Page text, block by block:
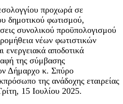
προχωρά σε
δημοτικού φωτισμού,
συνολικού προϋπολογισμού
νέων φωτιστικών
αποδοτικά
της σύμβασης
Δήμαρχο κ. Σπύρο
της ανάδοχης εταιρείας
15 Ιουλίου 2025.